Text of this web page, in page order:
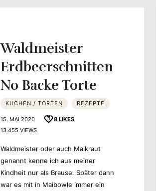
Waldmeister
Erdbeerschnitten
No Backe Torte
KUCHEN / TORTEN REZEPTE
15. MAI 2020 8 LIKES
13.455 VIEWS
Waldmeister oder auch Maikraut
genannt kenne ich aus meiner
Kindheit nur als Brause. Später dann
war es mit in Maibowle immer ein